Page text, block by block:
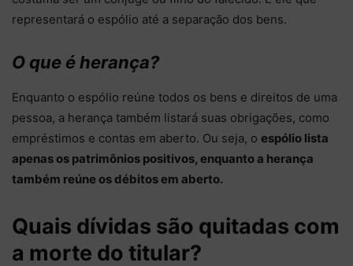
representará o espólio até a separação dos bens.
O que é herança?
Enquanto o espólio reúne todos os bens e direitos de uma
pessoa, a herança também listará suas obrigações, como
empréstimos e contas em aberto. Ou seja, o espólio lista
apenas os patrimônios positivos, enquanto a herança
também reúne os débitos em aberto.
Quais dívidas são quitadas com
a morte do titular?